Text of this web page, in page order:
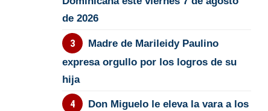
de 2026
Madre de Marileidy Paulino
expresa orgullo por los logros de su
hija
Don Miguelo le eleva la vara a los